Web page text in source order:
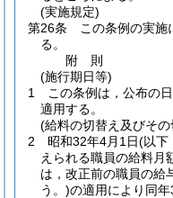
(実施規定)
第26条
この条例の実施
る。
附 則
(施行期日等)
1
この条例は，公布の
適用する。
(給料の切替え及びそ
2
昭和32年4月1日(以下
えられる職員の給料月
は，改正前の職員の給
う。)の適用により同